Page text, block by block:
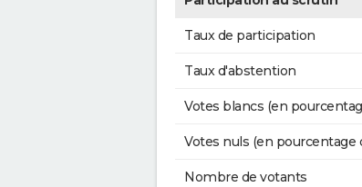
Taux de participation
Taux d'abstention
Votes blancs (en
Votes nuls (en pourcentage
Nombre de votants